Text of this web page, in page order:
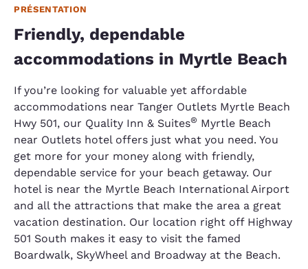
PRÉSENTATION
Friendly, dependable
accommodations in Myrtle Beach
If you’re looking for valuable yet affordable
accommodations near Tanger Outlets Myrtle Beach
Hwy 501, our Quality Inn & Suites® Myrtle Beach
near Outlets hotel offers just what you need. You
get more for your money along with friendly,
dependable service for your beach getaway. Our
hotel is near the Myrtle Beach International Airport
and all the attractions that make the area a great
vacation destination. Our location right off Highway
501 South makes it easy to visit the famed
Boardwalk, SkyWheel and Broadway at the Beach.